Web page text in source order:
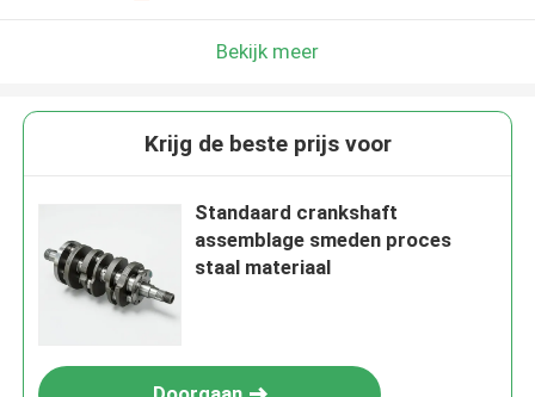
VERZENDEN
Bekijk meer
Krijg de beste prijs voor
Standaard crankshaft
assemblage smeden proces
staal materiaal